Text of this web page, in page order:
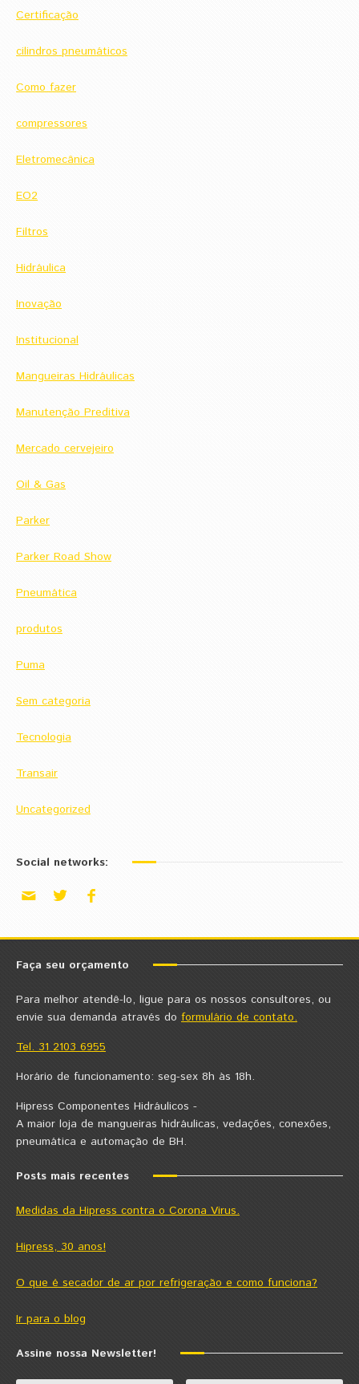
Certificação
cilindros pneumáticos
Como fazer
compressores
Eletromecânica
EO2
Filtros
Hidráulica
Inovação
Institucional
Mangueiras Hidráulicas
Manutenção Preditiva
Mercado cervejeiro
Oil & Gas
Parker
Parker Road Show
Pneumática
produtos
Puma
Sem categoria
Tecnologia
Transair
Uncategorized
Social networks:
Faça seu orçamento
Para melhor atendê-lo, ligue para os nossos consultores, ou
envie sua demanda através do formulário de contato.
Tel. 31 2103 6955
Horário de funcionamento: seg-sex 8h às 18h.
Hipress Componentes Hidráulicos -
A maior loja de mangueiras hidráulicas, vedações, conexões,
pneumática e automação de BH.
Posts mais recentes
Medidas da Hipress contra o Corona Virus.
Hipress, 30 anos!
O que é secador de ar por refrigeração e como funciona?
Ir para o blog
Assine nossa Newsletter!